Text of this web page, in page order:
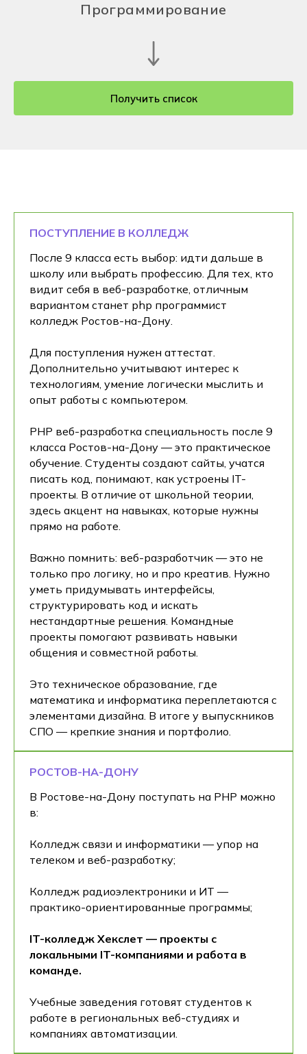
Программирование
Получить список
ПОСТУПЛЕНИЕ В КОЛЛЕДЖ
После 9 класса есть выбор: идти дальше в
школу или выбрать профессию. Для тех, кто
видит себя в веб-разработке, отличным
вариантом станет php программист
колледж Ростов-на-Дону.
Для поступления нужен аттестат.
Дополнительно учитывают интерес к
технологиям, умение логически мыслить и
опыт работы с компьютером.
PHP веб-разработка специальность после 9
класса Ростов-на-Дону — это практическое
обучение. Студенты создают сайты, учатся
писать код, понимают, как устроены IT-
проекты. В отличие от школьной теории,
здесь акцент на навыках, которые нужны
прямо на работе.
Важно помнить: веб-разработчик — это не
только про логику, но и про креатив. Нужно
уметь придумывать интерфейсы,
структурировать код и искать
нестандартные решения. Командные
проекты помогают развивать навыки
общения и совместной работы.
Это техническое образование, где
математика и информатика переплетаются с
элементами дизайна. В итоге у выпускников
СПО — крепкие знания и портфолио.
РОСТОВ-НА-ДОНУ
В Ростове-на-Дону поступать на PHP можно
в:
Колледж связи и информатики — упор на
телеком и веб-разработку;
Колледж радиоэлектроники и ИТ —
практико-ориентированные программы;
IT-колледж Хекслет — проекты с
локальными IT-компаниями и работа в
команде.
Учебные заведения готовят студентов к
работе в региональных веб-студиях и
компаниях автоматизации.